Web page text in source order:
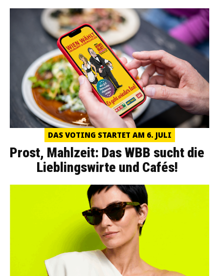
DAS VOTING STARTET AM 6. JULI
Prost, Mahlzeit: Das WBB sucht die
Lieblingswirte und Cafés!